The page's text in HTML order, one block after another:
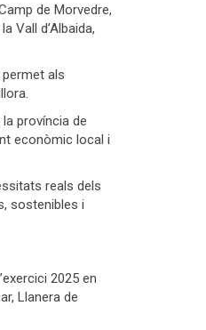
de Morvedre,
Vall d’Albaida,
als
província de
econòmic local i
reals dels
sostenibles i
2025 en
Llanera de